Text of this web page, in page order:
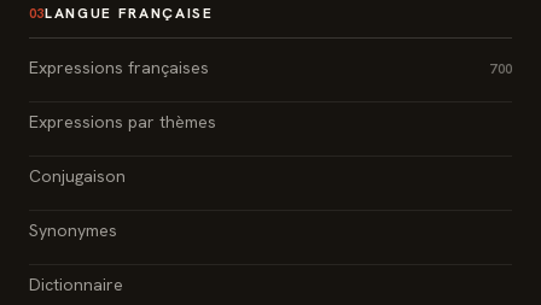
03LANGUE FRANÇAISE
Expressions françaises 700
Expressions par thèmes
Conjugaison
Synonymes
Dictionnaire